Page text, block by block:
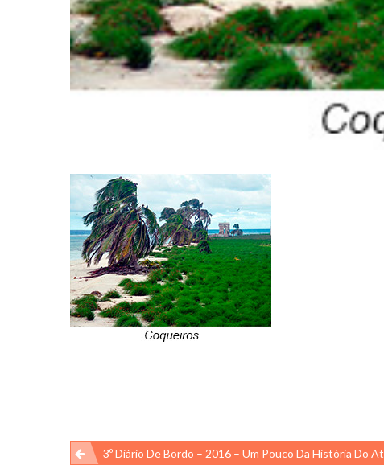
Navegação
3º Diário De Bordo – 2016 – Um Pouco Da História Do Atol Das Rocas